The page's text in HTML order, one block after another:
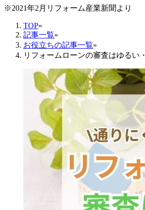
※2021年2月リフォーム産業新聞より
TOP»
記事一覧»
お役立ちの記事一覧»
リフォームローンの審査はゆるい